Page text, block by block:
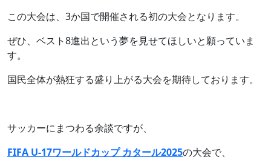
この大会は、3か国で開催される初の大会となります。
ぜひ、ベスト8進出という夢を見せてほしいと願っていま
す。
国民全体が熱狂する盛り上がる大会を期待しております。
サッカーにまつわる余談ですが、
FIFA U-17ワールドカップ カタール2025の大会で、